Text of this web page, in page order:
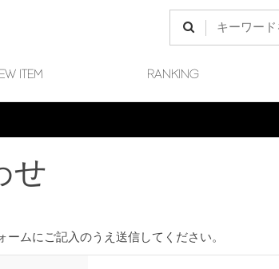
ITEM RANKING
せ
ムにご記入のうえ送信してください。